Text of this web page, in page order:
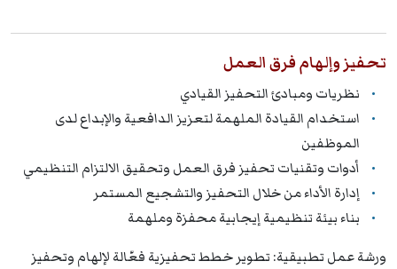
تحفيز وإلهام فرق العمل
نظريات ومبادئ التحفيز القيادي
استخدام القيادة الملهمة لتعزيز الدافعية والإبداع لدى
الموظفين
أدوات وتقنيات تحفيز فرق العمل وتحقيق الالتزام التنظيمي
إدارة الأداء من خلال التحفيز والتشجيع المستمر
بناء بيئة تنظيمية إيجابية محفزة وملهمة
ورشة عمل تطبيقية: تطوير خطط تحفيزية فعّالة لإلهام وتحفيز